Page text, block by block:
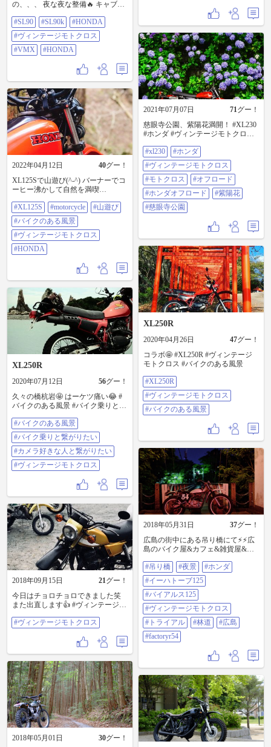
の、、、 夜な夜な整備🔥 キャブ、
ィルター、バッテリー着手。 キャ
ブもエンジンオイルもそこそこ綺
麗だったな🤔 5年以内で乗ってた感
じか？🤔 タンクは錆あったんで漬
てるわ。 早速欠品だし。 困った困
かかるかチェックしてみよーっと
🤫 #SL90 #SL90k #HONDA #ヴィン
テージモトクロス #VMX #HONDA
#SL90 #SL90k
#HONDA
#ヴィンテージモトクロス
#VMX
#HONDA
＃ヴィンテージモトクロス
2022年04月12日 40グー！
XL125Sで山遊び(^-^) バーナーでコ
ーヒー沸かして自然を満喫
イクのある風景 #ヴィンテージモト
クロス #HONDA
#XL125S #motorcycle
#山遊び
#バイクのある風景
#ヴィンテージモトクロス
#HONDA
2021年07月07日 71グー！
慈眼寺公園、紫陽花満開！ #XL230
#ホンダ #ヴィンテージモトクロス
オフロード #紫陽花 #慈眼寺公園
#xl230
#ホンダ
#ヴィンテージモトクロス
#モトクロス
#オフロード
#ホンダオフロード
#紫陽花
#慈眼寺公園
XL250R
2020年07月12日 56グー！
久々の橋杭岩🤩 はーケツ痛い😂 #
バイクのある風景 #バイク乗りと繋
たい #ヴィンテージモトクロス
#バイクのある風景
#バイク乗りと繋がりたい
#カメラ好きな人と繋がりたい
#ヴィンテージモトクロス
XL250R
2020年04月26日 47グー！
コラボ🤩 #XL250R #ヴィンテージ
モトクロス #バイクのある風景
#XL250R
#ヴィンテージモトクロス
#バイクのある風景
2018年09月15日 21グー！
今日はチョロチョロできました笑
また出直します👍 #ヴィンテージモ
#ヴィンテージモトクロス
2018年05月31日 37グー！
広島の街中にある吊り橋にて⚡️⚡️広
島のバイク屋&カフェ&雑貨屋&ピ
ント「HB NIGHT」の打ち合わせ後
に、気になってた深夜の吊り橋に
て📸良い雰囲気でした🏁 #吊り橋 #
夜景 #ホンダ #イーハトーブ125 #バ
イアルス125 #ヴィンテージモトク
ロス #トライアル #林道 #広島
#factoryr54
#吊り橋 #夜景
#ホンダ
#イーハトーブ125
#バイアルス125
#ヴィンテージモトクロス
#トライアル
#林道
#広島
#factoryr54
2018年05月01日 30グー！